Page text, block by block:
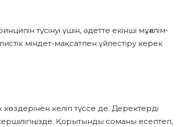
түсінуі үшін, әдетте екінші мұғалім-
міндет-мақсатпен үйлестіру керек
келіп түссе де. Деректерді
Қорытынды соманы есептеп,